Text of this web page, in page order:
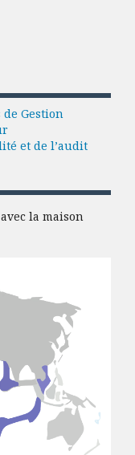
Gestion
et de l’audit
avec la maison